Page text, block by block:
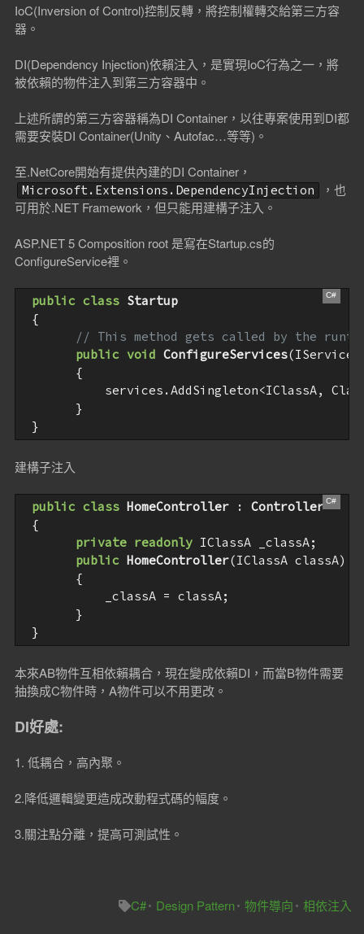
IoC(Inversion of Control)控制反轉，將控制權轉交給第三方容
器。
DI(Dependency Injection)依賴注入，是實現IoC行為之一，將
被依賴的物件注入到第三方容器中。
上述所謂的第三方容器稱為DI Container，以往專案使用到DI都
需要安裝DI Container(Unity、Autofac…等等)。
至.NetCore開始有提供內建的DI Container，
Microsoft.Extensions.DependencyInjection
，也
可用於.NET Framework，但只能用建構子注入。
ASP.NET 5 Composition root 是寫在Startup.cs的
ConfigureService裡。
public class Startup
{
// This method gets called by the
public void ConfigureServices(
{
services.AddSingleton<IClassA,
       }
}
建構子注入
public class HomeController : Controller
{
private readonly IClassA _classA;
public HomeController(IClassA classA)
{
           _classA = classA;
       }
}
本來AB物件互相依賴耦合，現在變成依賴DI，而當B物件需要
抽換成C物件時，A物件可以不用更改。
DI好處:
1. 低耦合，高內聚。
2.降低邏輯變更造成改動程式碼的幅度。
3.關注點分離，提高可測試性。
C# Design Pattern 物件導向 相依注入